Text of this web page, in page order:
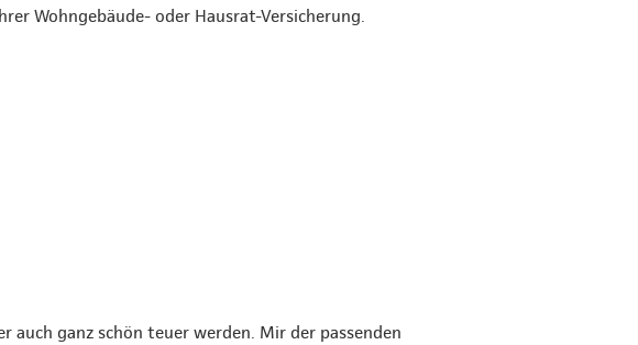
Wohngebäude- oder Hausrat-Versicherung.
auch ganz schön teuer werden. Mir der passenden